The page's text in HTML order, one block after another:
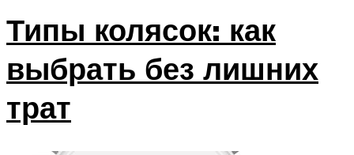
Типы колясок: как
выбрать без лишних
трат